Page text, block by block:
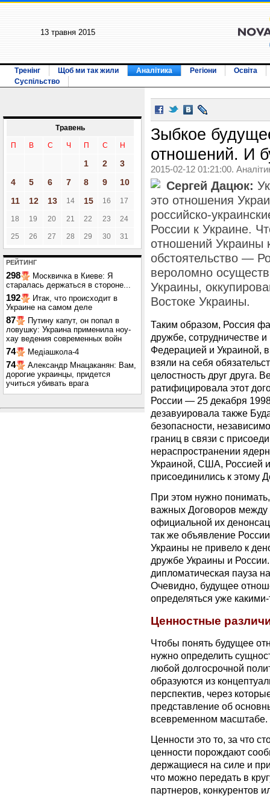
13 травня 2015
Тренінг Щоб ми так жили Аналітика Регіони
Освіта
Суспільство
Травень
П В С Ч П С Н
1 2
3
4
5 6 7 8 9
10
11
12 13 14 15 16 17
18 19 20 21 22 23 24
25 26 27 28 29 30 31
РЕЙТИНГ
298
Москвичка в Киеве: Я
старалась держаться в стороне...
192
Итак, что происходит в
Украине на самом деле
87
Путину капут, он попал в
ловушку: Украина применила ноу-
хау ведения современных войн
74 Медіашкола-4
74
Александр Мнацаканян: Вам,
дорогие украинцы, придется
учиться убивать врага
Зыбкое
отношений. И
2015-02-12 01:21:00.
Сергей Дацюк:
это отношения
российско-
России к Украине.
отношений Украины
обстоятельство —
вероломно
Украины,
Востоке Украины.
Таким образом, Россия
дружбе, сотрудничестве
Федерацией и Украиной,
взяли на себя
целостность друг друга.
ратифицировала этот
России — 25 декабря
дезавуировала также
безопасности,
границ в связи с
нераспространении
Украиной, США, Россией
присоединились к этому
При этом нужно
важных Договоров между
официальной их
так же объявление
Украины не привело к
дружбе Украины и
дипломатическая пауза
Очевидно, будущее
определяться уже
Ценностные
Чтобы понять будущее
нужно определить
любой долгосрочной
образуются из
перспектив, через
представление об
всевременном масштабе.
Ценности это то, за что
ценности порождают
держащиеся на силе и
что можно передать в
партнеров, конкурентов